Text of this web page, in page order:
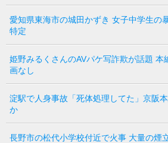
愛知県東海市の城田かずき 女子中学生の
特定
姫野みるくさんのAVパケ写詐欺が話題 本
画なし
淀駅で人身事故「死体処理してた」京阪
か
長野市の松代小学校付近で火事 大量の煙